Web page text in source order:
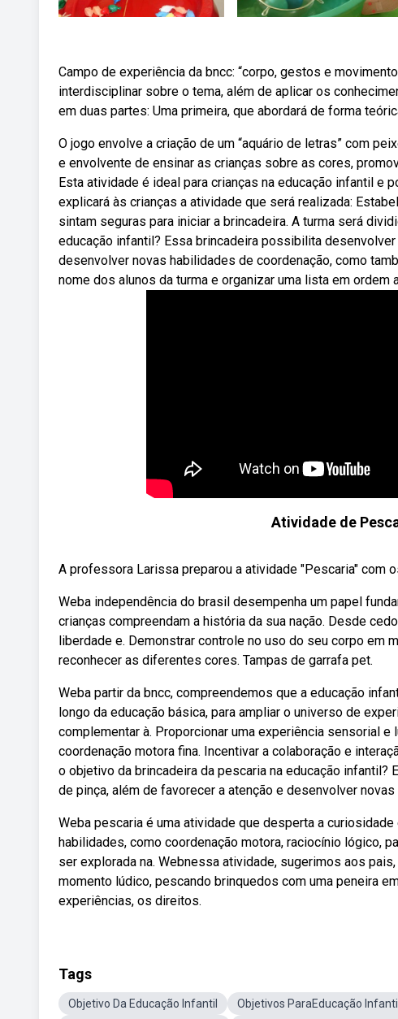
Campo de experiência da bncc: “corpo, gestos e
interdisciplinar sobre o tema, além de aplicar os
em duas partes: Uma primeira, que abordará de forma
O jogo envolve a criação de um “aquário de letras” com
e envolvente de ensinar as crianças sobre as cores,
Esta atividade é ideal para crianças na educação infantil e
explicará às crianças a atividade que será realizada:
sintam seguras para iniciar a brincadeira. A turma será
educação infantil? Essa brincadeira possibilita
desenvolver novas habilidades de coordenação, como
nome dos alunos da turma e organizar uma lista em ordem
Atividade de
A professora Larissa preparou a atividade "Pescaria" com
Weba independência do brasil desempenha um papel
crianças compreendam a história da sua nação. Desde
liberdade e. Demonstrar controle no uso do seu corpo em
reconhecer as diferentes cores. Tampas de garrafa pet.
Weba partir da bncc, compreendemos que a educação
longo da educação básica, para ampliar o universo de
complementar à. Proporcionar uma experiência sensorial
coordenação motora fina. Incentivar a colaboração e
o objetivo da brincadeira da pescaria na educação
de pinça, além de favorecer a atenção e desenvolver
Weba pescaria é uma atividade que desperta a
habilidades, como coordenação motora, raciocínio lógico,
ser explorada na. Webnessa atividade, sugerimos aos
momento lúdico, pescando brinquedos com uma peneira
experiências, os direitos.
Tags
Objetivo Da Educação Infantil Objetivos ParaEducação Infantil